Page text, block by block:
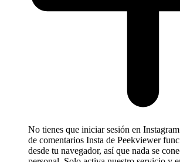
No tienes que iniciar sesión en
de comentarios Insta de Peekviewer
desde tu navegador, así que nada se